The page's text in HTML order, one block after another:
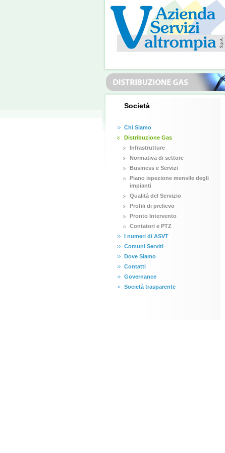
Società
Chi Siamo
Distribuzione Gas
Infrastrutture
Normativa di settore
Business e Servizi
Piano ispezione mensile degli
impianti
Qualità del Servizio
Profili di prelievo
Pronto Intervento
Contatori e PTZ
I numeri di ASVT
Comuni Serviti
Dove Siamo
Contatti
Governance
Società trasparente